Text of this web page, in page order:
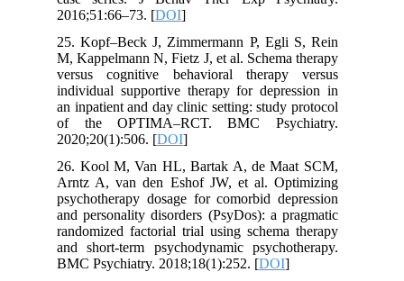
2016;51:66–73. [DOI
25. Kopf–Beck J, Zimmermann P, Egli S, Rein
M, Kappelmann N, Fietz J, et al. Schema therapy
versus cognitive behavioral therapy versus
individual supportive therapy for depression in
an inpatient and day clinic setting: study protocol
of the OPTIMA–RCT. BMC Psychiatry.
2020;20(1):506. [DOI
26. Kool M, Van HL, Bartak A, de Maat SCM,
Arntz A, van den Eshof JW, et al. Optimizing
psychotherapy dosage for comorbid depression
and personality disorders (PsyDos): a pragmatic
randomized factorial trial using schema therapy
and short-term psychodynamic psychotherapy.
BMC Psychiatry. 2018;18(1):252. [DOI